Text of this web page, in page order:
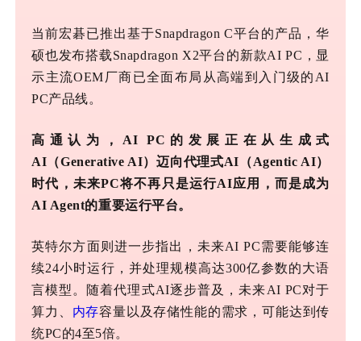
当前宏碁已推出基于Snapdragon C平台的产品，华
硕也发布搭载Snapdragon X2平台的新款AI PC，显
示主流OEM厂商已全面布局从高端到入门级的AI
PC产品线。
高通认为， AI PC的发展正在从生成式
AI（Generative AI）迈向代理式AI（Agentic AI）
时代，未来PC将不再只是运行AI应用，而是成为
AI Agent的重要运行平台。
英特尔方面则进一步指出，未来AI PC需要能够连
续24小时运行，并处理规模高达300亿参数的大语
言模型。随着代理式AI逐步普及，未来AI PC对于
算力、 内存容量以及存储性能的需求，可能达到传
统PC的4至5倍。